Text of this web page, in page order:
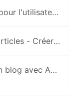
Création de l'authentification pour l'utilisateur - Créer un blog avec Adonis
Création et visualisation des articles - Créer un blog avec Adonis
Gestion des articles - Créer un blog avec Adonis